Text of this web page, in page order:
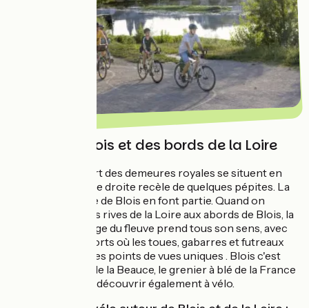
Autour de Blois et des bords de la Loire
Même si la plupart des demeures royales se situent en
rive gauche, la rive droite recèle de quelques pépites. La
Château et la ville de Blois en font partie. Quand on
pédale le long des rives de la Loire aux abords de Blois, la
dimension sauvage du fleuve prend tous son sens, avec
ses nombreux ports où les toues, gabarres et futreaux
amarés offrent des points de vues uniques . Blois c'est
aussi les portes de la Beauce, le grenier à blé de la France
que vous pouvez découvrir également à vélo.